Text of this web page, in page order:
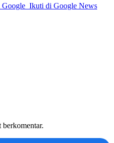
Google Ikuti di Google News